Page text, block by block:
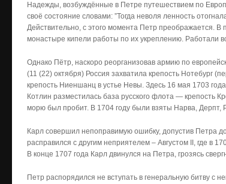
Надежды, возбуждённые в Петре путешествием по
своё состояние словами: ”Тогда неволя ленность
Действительно, с этого момента Петр преображается.
монастыре кипели работы по их укреплению. Работали
Однако Пётр, наскоро реорганизовав армию по
(11 (22) октября) Россия захватила крепость Нотебург
крепость Ниеншанц в устье Невы. Здесь 16 мая 1703
Котлин разместилась база русского флота — крепость
морю был пробит. В 1704 году были взяты Нарва, Дерпт,
Карл совершил непоправимую ошибку, допустив Петра
расправился с другим неприятелем – Августом II, где в
В конце 1707 года Карл двинулся на Петра, грозясь
Петр распорядился не вступать в генеральную битву с